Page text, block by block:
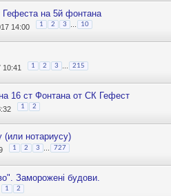
на 5й фонтана
14:00 1 2 3 ... 10
10:41 1 2 3 215
16 ст Фонтана от СК Гефест
1 2
(или нотариусу)
1 2 3 727
Заморожені будови.
1 2